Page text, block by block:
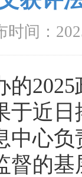
时间：
的
于近
中心
督的